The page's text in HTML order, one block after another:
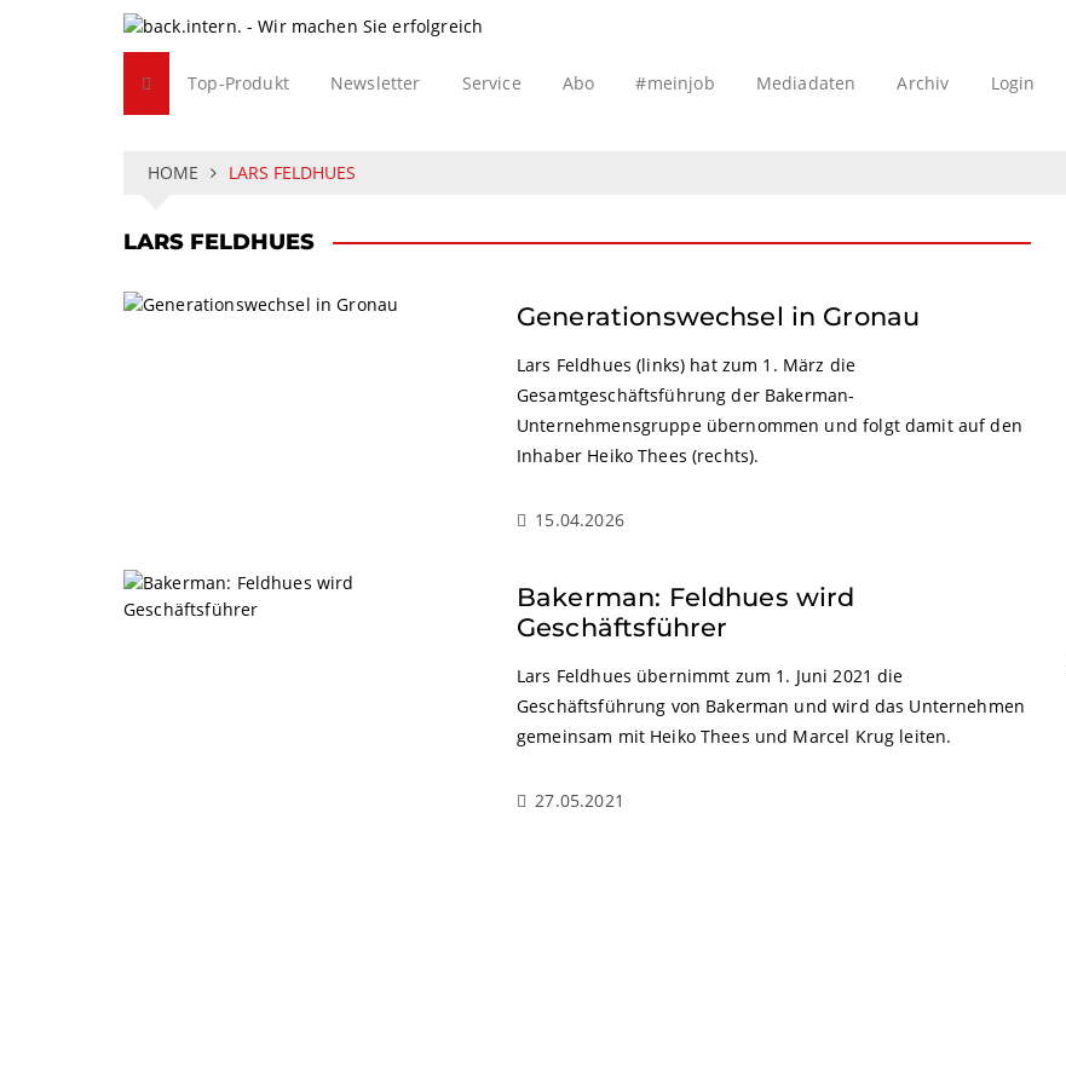
Top-Produkt Newsletter Service Abo #meinjob Mediadaten Archiv Login
HOME LARS FELDHUES
LARS FELDHUES
Generationswechsel in Gronau
Lars Feldhues (links) hat zum 1. März die
Gesamtgeschäftsführung der Bakerman-
Unternehmensgruppe übernommen und folgt damit auf den
Inhaber Heiko Thees (rechts).
15.04.2026
Bakerman: Feldhues wird
Geschäftsführer
Lars Feldhues übernimmt zum 1. Juni 2021 die
Geschäftsführung von Bakerman und wird das Unternehmen
gemeinsam mit Heiko Thees und Marcel Krug leiten.
27.05.2021